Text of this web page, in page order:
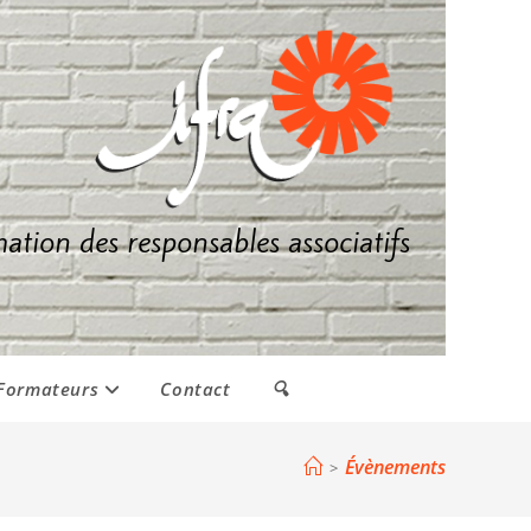
des responsables associatifs
Contact 🔍
> Évènements